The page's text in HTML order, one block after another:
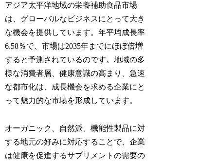
アジア太平洋地域の栄養補助食品市場
は、グローバルなビジネスにとって大き
な機会を提供しています。年平均成長率
6.58％で、市場は2035年までにほぼ倍増
すると予測されているのです。地域の多
様な消費者層、健康意識の高まり、急速
な都市化は、成長機会を求める企業にと
って魅力的な市場を形成しています。
オーガニック、自然派、機能性製品に対
する地元の好みに対応することで、企業
は健康を促進するサプリメントの需要の